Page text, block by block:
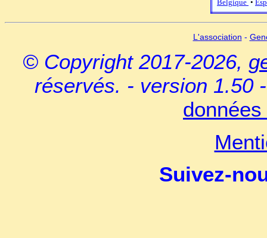
Belgique •
L'association -
© Copyright 2017-2026,
réservés. - version 1.50
Suivez-